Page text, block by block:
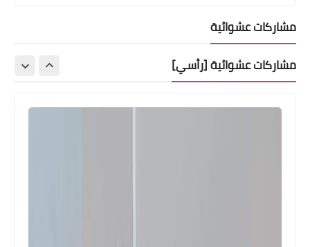
مشاركات عشوائية
مشاركات عشوائية [رأسي]